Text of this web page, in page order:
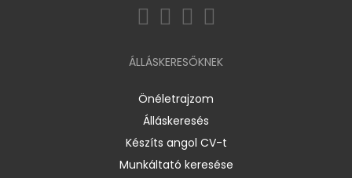
ÁLLÁSKERESŐKNEK
Önéletrajzom
Álláskeresés
Készíts angol CV-t
Munkáltató keresése